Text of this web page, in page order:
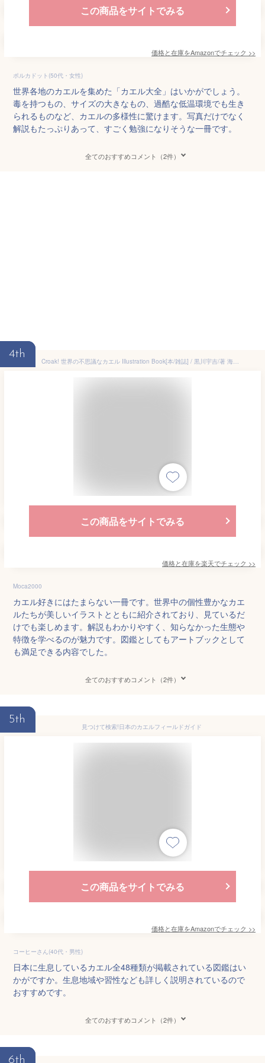
この商品をサイトでみる
価格と在庫をAmazonでチェック >>
ポルカドット(50代・女性)
世界各地のカエルを集めた「カエル大全」はいかがでしょう。
毒を持つもの、サイズの大きなもの、過酷な低温環境でも生き
られるものなど、カエルの多様性に驚けます。写真だけでなく
解説もたっぷりあって、すごく勉強になりそうな一冊です。
全てのおすすめコメント（2件）
4th
Croak! 世界の不思議なカエル Illustration Book[本/雑誌] / 黒川宇吉/著 海老沼剛/監修
この商品をサイトでみる
価格と在庫を楽天でチェック >>
Moca2000
カエル好きにはたまらない一冊です。世界中の個性豊かなカエ
ルたちが美しいイラストとともに紹介されており、見ているだ
けでも楽しめます。解説もわかりやすく、知らなかった生態や
特徴を学べるのが魅力です。図鑑としてもアートブックとして
も満足できる内容でした。
全てのおすすめコメント（2件）
5th
見つけて検索!日本のカエルフィールドガイド
この商品をサイトでみる
価格と在庫をAmazonでチェック >>
コーヒーさん(40代・男性)
日本に生息しているカエル全48種類が掲載されている図鑑はい
かがですか。生息地域や習性なども詳しく説明されているので
おすすめです。
全てのおすすめコメント（2件）
6th